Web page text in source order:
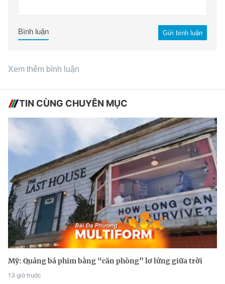
Gửi bình luận
Bình luận
Xem thêm bình luận
TIN CÙNG CHUYÊN MỤC
Mỹ: Quảng bá phim bằng “căn phòng” lơ lửng giữa trời
13 giờ trước